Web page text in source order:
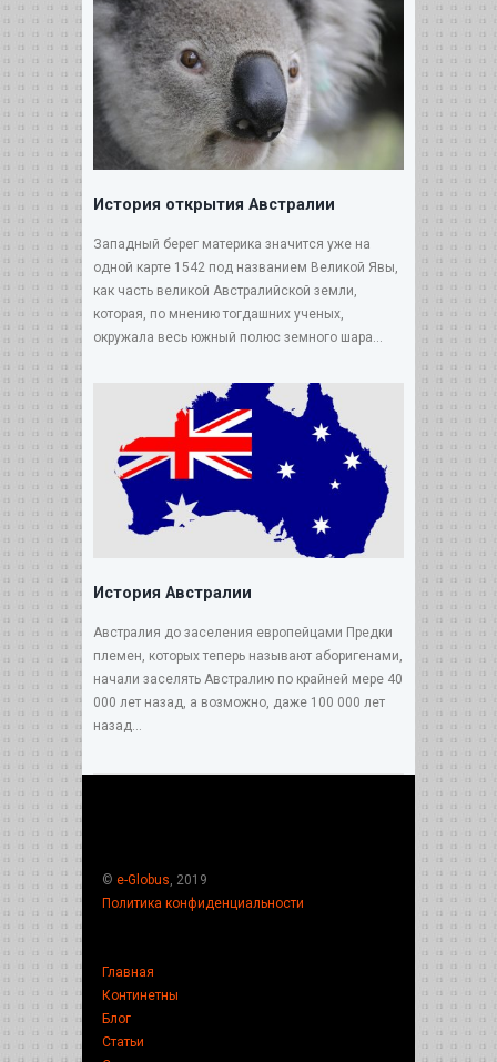
История открытия Австралии
Западный берег материка значится уже на
одной карте 1542 под названием Великой Явы,
как часть великой Австралийской земли,
которая, по мнению тогдашних ученых,
окружала весь южный полюс земного шара...
История Австралии
Австралия до заселения европейцами Предки
племен, которых теперь называют аборигенами,
начали заселять Австралию по крайней мере 40
000 лет назад, а возможно, даже 100 000 лет
назад...
© e-Globus , 2019
Политика конфиденциальности
Главная
Континетны
Блог
Статьи